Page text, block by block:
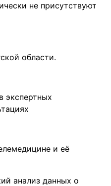
не присутствуют
области.
экспертных
и её
анализ данных о